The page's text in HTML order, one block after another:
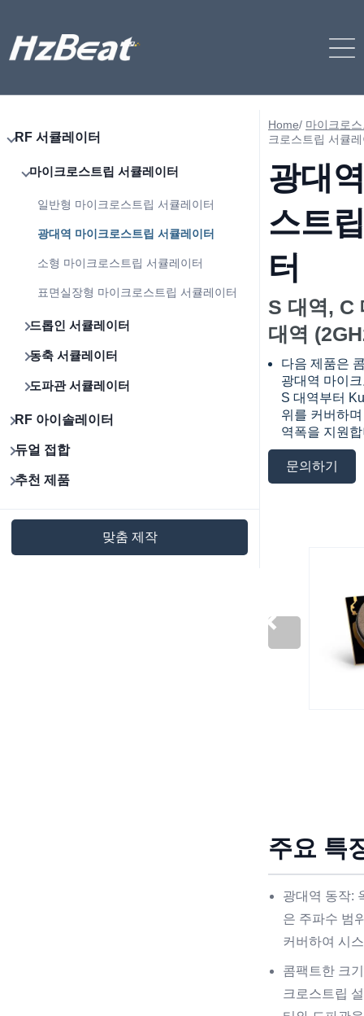
RF 서큘레이터
마이크로스트립 서큘레이터
일반형 마이크로스트립 서큘레이터
광대역 마이크로스트립 서큘레이터
소형 마이크로스트립 서큘레이터
표면실장형 마이크로스트립 서큘레이터
드롭인 서큘레이터
동축 서큘레이터
도파관 서큘레이터
RF 아이솔레이터
듀얼 접합
추천 제품
맞춤 제작
Home/ 마이크로
크로스트립 서큘
광대
스트
터
S 대역, C
대역
다음 제품은
광대역 마이
S 대역부터
위를 커버하
역폭을 지원
문의하기
주요 특
광대역 동작:
은 주파수 범
커버하여 시
콤팩트한 크
크로스트립